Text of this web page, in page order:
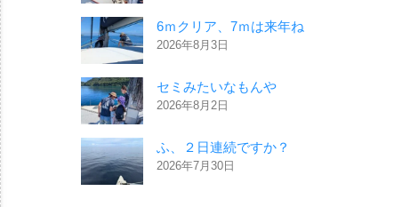
6ｍクリア、7ｍは来年ね
2026年8月3日
セミみたいなもんや
2026年8月2日
ふ、２日連続ですか？
2026年7月30日